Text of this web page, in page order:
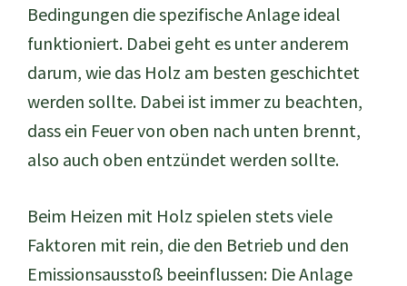
Bedingungen die spezifische Anlage ideal
funktioniert. Dabei geht es unter anderem
darum, wie das Holz am besten geschichtet
werden sollte. Dabei ist immer zu beachten,
dass ein Feuer von oben nach unten brennt,
also auch oben entzündet werden sollte.
Beim Heizen mit Holz spielen stets viele
Faktoren mit rein, die den Betrieb und den
Emissionsausstoß beeinflussen: Die Anlage